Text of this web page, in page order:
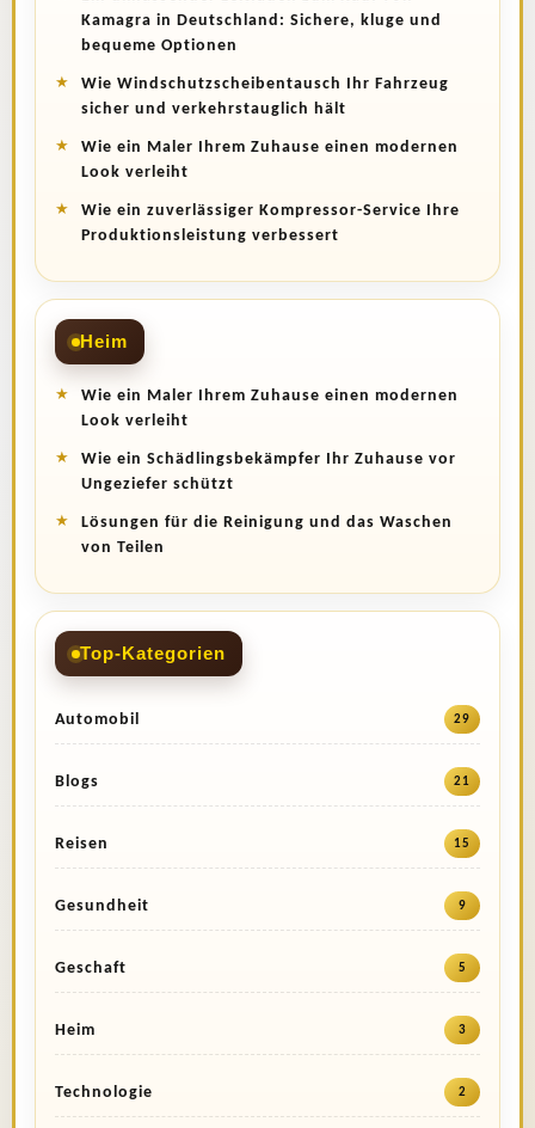
Kamagra in Deutschland: Sichere, kluge und
bequeme Optionen
Wie Windschutzscheibentausch Ihr Fahrzeug
sicher und verkehrstauglich hält
Wie ein Maler Ihrem Zuhause einen modernen
Look verleiht
Wie ein zuverlässiger Kompressor-Service Ihre
Produktionsleistung verbessert
Heim
Wie ein Maler Ihrem Zuhause einen modernen
Look verleiht
Wie ein Schädlingsbekämpfer Ihr Zuhause vor
Ungeziefer schützt
Lösungen für die Reinigung und das Waschen
von Teilen
Top-Kategorien
Automobil 29
Blogs 21
Reisen 15
Gesundheit 9
Geschaft 5
Heim 3
Technologie 2